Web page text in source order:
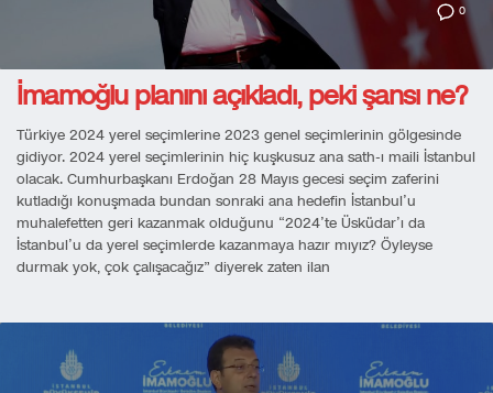
0
İmamoğlu planını açıkladı, peki şansı ne?
Türkiye 2024 yerel seçimlerine 2023 genel seçimlerinin gölgesinde
gidiyor. 2024 yerel seçimlerinin hiç kuşkusuz ana sath-ı maili İstanbul
olacak. Cumhurbaşkanı Erdoğan 28 Mayıs gecesi seçim zaferini
kutladığı konuşmada bundan sonraki ana hedefin İstanbul’u
muhalefetten geri kazanmak olduğunu “2024’te Üsküdar’ı da
İstanbul’u da yerel seçimlerde kazanmaya hazır mıyız? Öyleyse
durmak yok, çok çalışacağız” diyerek zaten ilan